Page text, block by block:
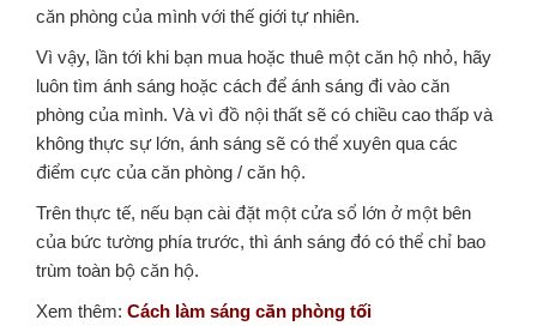
căn phòng của mình với thế giới tự nhiên.
Vì vậy, lần tới khi bạn mua hoặc thuê một căn hộ nhỏ, hãy
luôn tìm ánh sáng hoặc cách để ánh sáng đi vào căn
phòng của mình. Và vì đồ nội thất sẽ có chiều cao thấp và
không thực sự lớn, ánh sáng sẽ có thể xuyên qua các
điểm cực của căn phòng / căn hộ.
Trên thực tế, nếu bạn cài đặt một cửa sổ lớn ở một bên
của bức tường phía trước, thì ánh sáng đó có thể chỉ bao
trùm toàn bộ căn hộ.
Xem thêm: Cách làm sáng căn phòng tối